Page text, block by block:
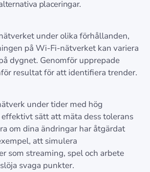
placeringar.
under olika förhållanden,
på Wi-Fi-nätverket kan variera
dygnet. Genomför upprepade
resultat för att identifiera trender.
under tider med hög
sätt att mäta dess tolerans
om dina ändringar har åtgärdat
att simulera
som streaming, spel och arbete
svaga punkter.